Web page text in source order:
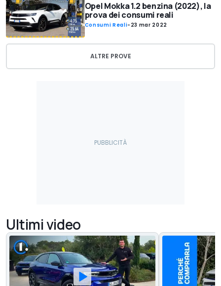
Opel Mokka 1.2 benzina (2022), la
prova dei consumi reali
Consumi Reali- 23 mar 2022
ALTRE PROVE
Ultimi video